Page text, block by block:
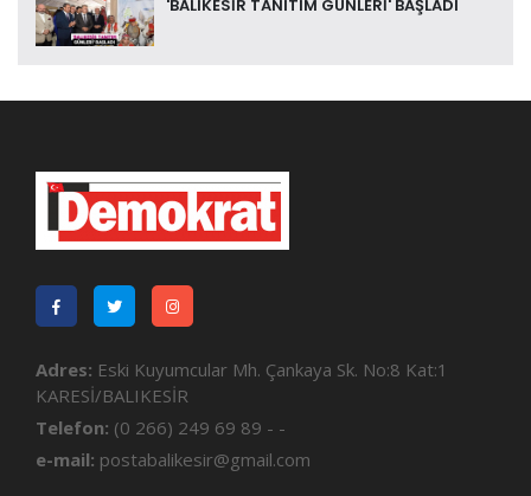
'BALIKESİR TANITIM GÜNLERİ' BAŞLADI
Adres: Eski Kuyumcular Mh. Çankaya Sk. No:8 Kat:1
KARESİ/BALIKESİR
Telefon: (0 266) 249 69 89 - -
e-mail: postabalikesir@gmail.com